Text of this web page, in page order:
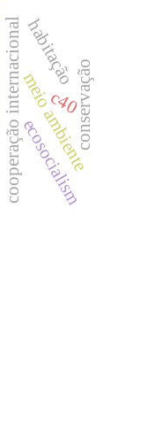
cooperação internacionalmeio ambiente
habitação
ecosocialism
c40conservação